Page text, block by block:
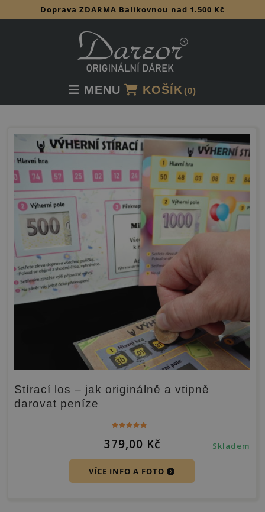
Doprava ZDARMA Balíkovnou nad 1.500 Kč
MENU KOŠÍK(0)
Stírací los – jak originálně a vtipně
darovat peníze
5.00
z 5
379,00 Kč Skladem
VÍCE INFO A FOTO